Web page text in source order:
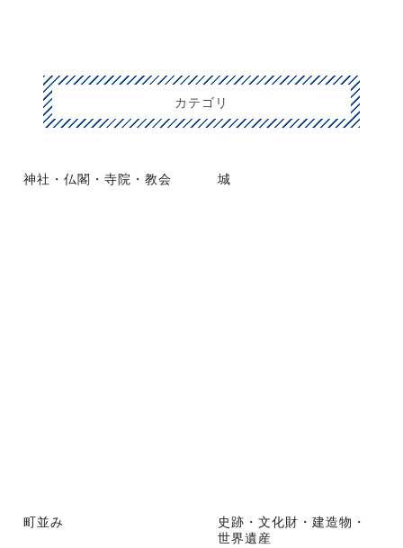
カテゴリ
神社・仏閣・寺院・教会 城
町並み
史跡・文化財・建造物・
世界遺産